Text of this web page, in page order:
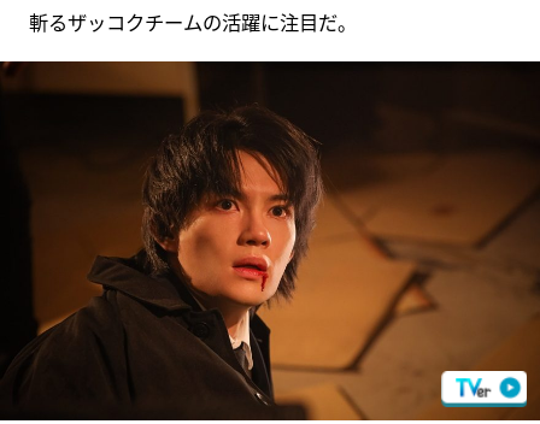
斬るザッコクチームの活躍に注目だ。